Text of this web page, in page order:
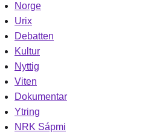
Norge
Urix
Debatten
Kultur
Nyttig
Viten
Dokumentar
Ytring
NRK Sápmi